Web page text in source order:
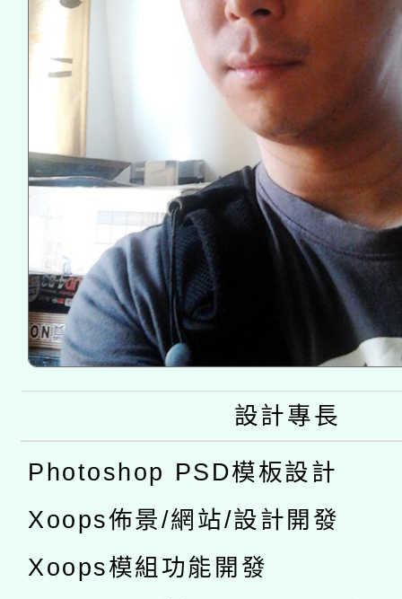
設計專長
Photoshop PSD模板設計
Xoops佈景/網站/設計開發
Xoops模組功能開發